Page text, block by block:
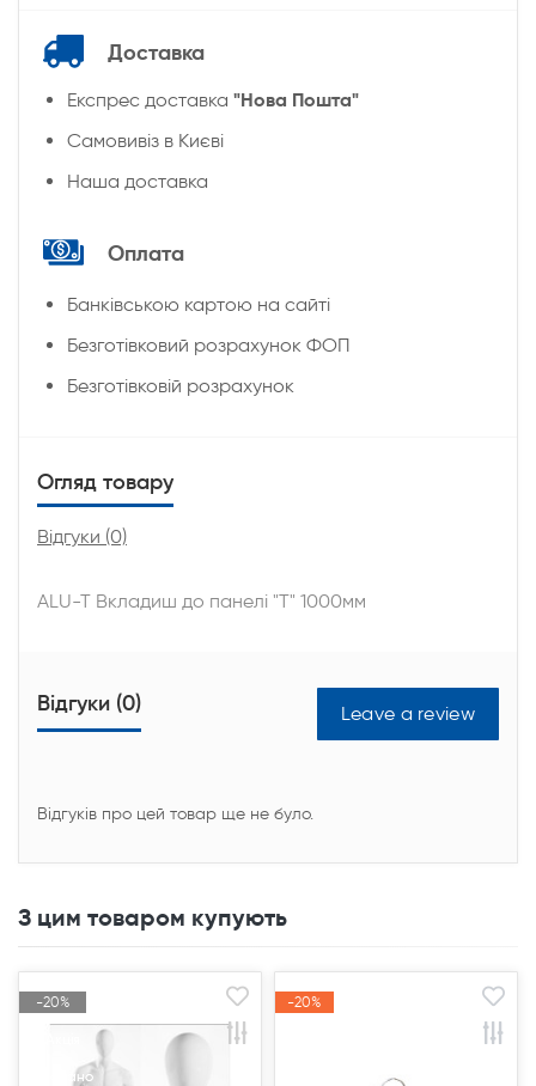
Доставка
Експрес доставка "Нова Пошта"
Cамовивіз в Києві
Наша доставка
Оплата
Банківською картою на сайті
Безготівковий розрахунок ФОП
Безготівковій розрахунок
Огляд товару
Відгуки (0)
ALU-T Вкладиш до панелі "Т" 1000мм
Відгуки (0) Leave a review
Відгуків про цей товар ще не було.
З цим товаром купують
-20%
Продано
-20%
Продано
-20%
-20%